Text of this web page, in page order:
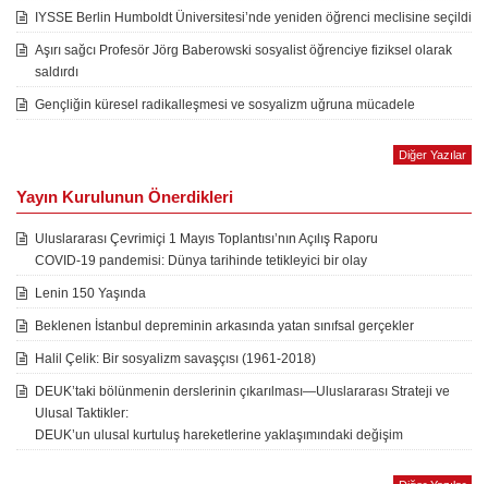
IYSSE Berlin Humboldt Üniversitesi’nde yeniden öğrenci meclisine seçildi
Aşırı sağcı Profesör Jörg Baberowski sosyalist öğrenciye fiziksel olarak
saldırdı
Gençliğin küresel radikalleşmesi ve sosyalizm uğruna mücadele
Diğer Yazılar
Yayın Kurulunun Önerdikleri
Uluslararası Çevrimiçi 1 Mayıs Toplantısı’nın Açılış Raporu
COVID-19 pandemisi: Dünya tarihinde tetikleyici bir olay
Lenin 150 Yaşında
Beklenen İstanbul depreminin arkasında yatan sınıfsal gerçekler
Halil Çelik: Bir sosyalizm savaşçısı (1961-2018)
DEUK’taki bölünmenin derslerinin çıkarılması—Uluslararası Strateji ve
Ulusal Taktikler:
DEUK’un ulusal kurtuluş hareketlerine yaklaşımındaki değişim